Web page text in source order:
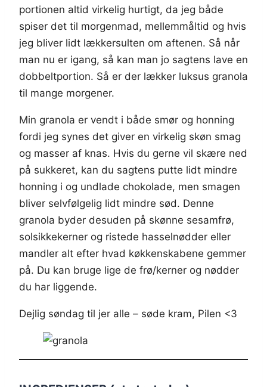
portionen altid virkelig hurtigt, da jeg både
spiser det til morgenmad, mellemmåltid og hvis
jeg bliver lidt lækkersulten om aftenen. Så når
man nu er igang, så kan man jo sagtens lave en
dobbeltportion. Så er der lækker luksus granola
til mange morgener.
Min granola er vendt i både smør og honning
fordi jeg synes det giver en virkelig skøn smag
og masser af knas. Hvis du gerne vil skære ned
på sukkeret, kan du sagtens putte lidt mindre
honning i og undlade chokolade, men smagen
bliver selvfølgelig lidt mindre sød. Denne
granola byder desuden på skønne sesamfrø,
solsikkekerner og ristede hasselnødder eller
mandler alt efter hvad køkkenskabene gemmer
på. Du kan bruge lige de frø/kerner og nødder
du har liggende.
Dejlig søndag til jer alle – søde kram, Pilen <3